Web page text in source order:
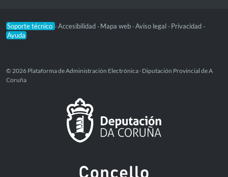
Soporte técnico -Accesibilidad - Mapa web -Aviso legal - Privacidad -
Ayuda
© 2026 Plataforma de Administración Electrónica · Diputación Provincial de A
Coruña